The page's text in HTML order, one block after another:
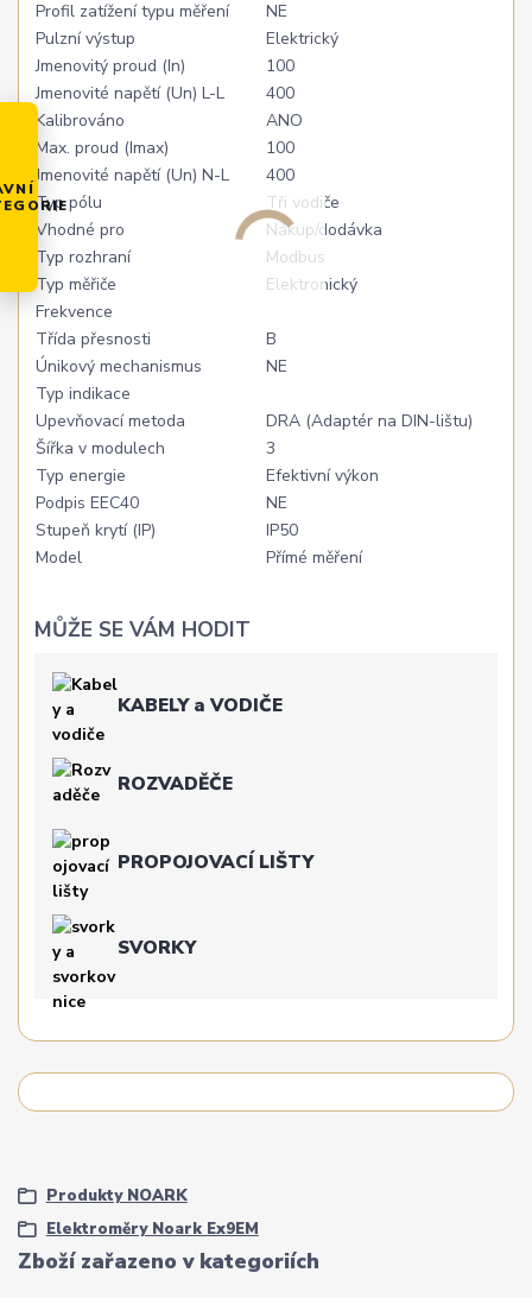
Profil zatížení typu měření
NE
Pulzní výstup
Elektrický
Jmenovitý proud (In)
100
Jmenovité napětí (Un) L-L
400
Kalibrováno
ANO
Max. proud (Imax)
100
Jmenovité napětí (Un) N-L
400
Typ pólu
Tři vodiče
Vhodné pro
Nákup/dodávka
Typ rozhraní
Modbus
Typ měřiče
Elektronický
Frekvence
Třída přesnosti
B
Únikový mechanismus
NE
Typ indikace
Upevňovací metoda
DRA (Adaptér na DIN-lištu)
Šířka v modulech
3
Typ energie
Efektivní výkon
Podpis EEC40
NE
Stupeň krytí (IP)
IP50
Model
Přímé měření
MŮŽE SE VÁM HODIT
KABELY a VODIČE
ROZVADĚČE
PROPOJOVACÍ LIŠTY
SVORKY
Zboží zařazeno v kategoriích
Produkty NOARK
Elektroměry Noark Ex9EM